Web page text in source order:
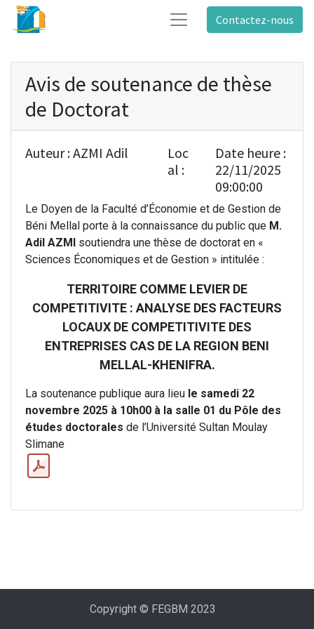
Contactez-nous
Avis de soutenance de thèse
de Doctorat
Auteur :AZMI Adil
Loc
al :
Date heure :
22/11/2025
09:00:00
Le Doyen de la Faculté d’Économie et de Gestion de
Béni Mellal porte à la connaissance du public que M.
Adil AZMI soutiendra une thèse de doctorat en «
Sciences Économiques et de Gestion » intitulée :
TERRITOIRE COMME LEVIER DE
COMPETITIVITE : ANALYSE DES FACTEURS
LOCAUX DE COMPETITIVITE DES
ENTREPRISES CAS DE LA REGION BENI
MELLAL-KHENIFRA.
La soutenance publique aura lieu le samedi 22
novembre 2025 à 10h00 à la salle 01 du Pôle des
études doctorales de l’Université Sultan Moulay
Slimane
Copyright © FEGBM 2023